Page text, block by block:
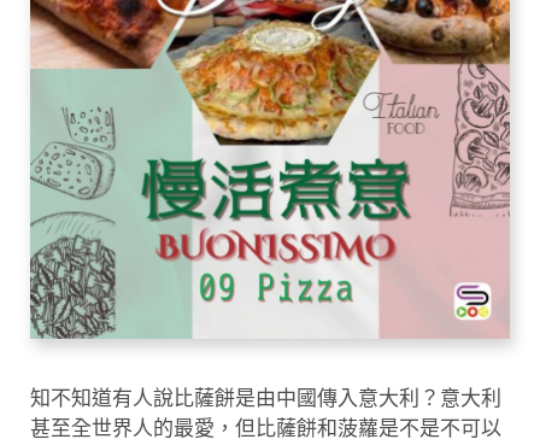
知不知道有人說比薩餅是由中國傳入意大利？意大利
甚至全世界人的最愛，但比薩餅和菠蘿是不是不可以